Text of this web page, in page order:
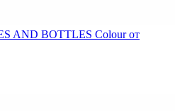
AND BOTTLES Colour от